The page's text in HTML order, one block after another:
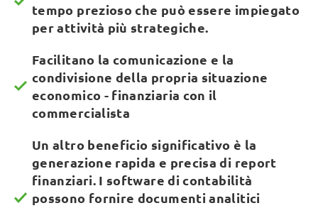
tempo prezioso che può essere impiegato
per attività più strategiche.
Facilitano la comunicazione e la
condivisione della propria situazione
economico - finanziaria con il
commercialista
Un altro beneficio significativo è la
generazione rapida e precisa di report
finanziari. I software di contabilità
possono fornire documenti analitici